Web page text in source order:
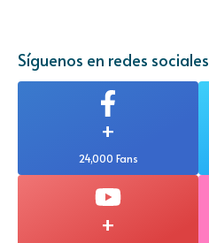
Síguenos en redes sociales
+
24,000 Fans
+